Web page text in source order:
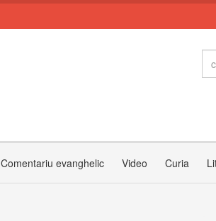
Comentariu evanghelic Video Curia